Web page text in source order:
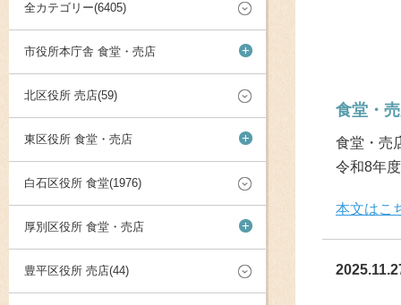
全カテゴリー(6405)
市役所本庁舎 食堂・売店 +
北区役所 売店(59)
東区役所 食堂・売店 +
白石区役所 食堂(1976)
厚別区役所 食堂・売店 +
豊平区役所 売店(44)
食堂・
食堂・売
令和8年
本文はこ